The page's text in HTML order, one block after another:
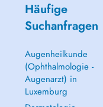
Häufige
Suchanfragen
Augenheilkunde
(Ophthalmologie -
Augenarzt) in
Luxemburg